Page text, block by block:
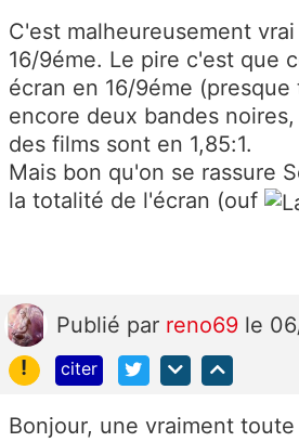
C'est malheureusement
16/9éme. Le pire c'est que
écran en 16/9éme
encore deux bandes
des films sont en 1,85:1.
Mais bon qu'on se rassure
la totalité de l'écran (ouf
Publié par reno69 le
!
citer
Bonjour, une vraiment